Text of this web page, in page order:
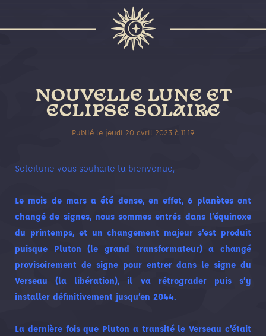
NOUVELLE LUNE ET
ECLIPSE SOLAIRE
Publié le jeudi 20 avril 2023 à 11:19
Soleilune vous souhaite la bienvenue,
Le mois de mars a été dense, en effet, 6 planètes ont
changé de signes, nous sommes entrés dans l’équinoxe
du printemps, et un changement majeur s’est produit
puisque Pluton (le grand transformateur) a changé
provisoirement de signe pour entrer dans le signe du
Verseau (la libération), il va rétrograder puis s’y
installer définitivement jusqu’en 2044.
La dernière fois que Pluton a transité le Verseau c’était